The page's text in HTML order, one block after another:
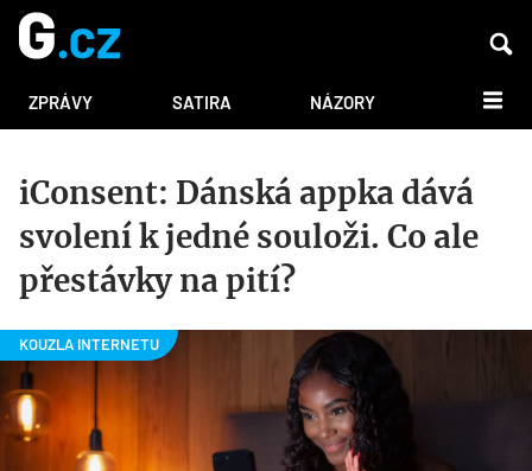
ZPRÁVY SATIRA NÁZORY DALŠÍ
iConsent: Dánská appka dává
svolení k jedné souloži. Co ale
přestávky na pití?